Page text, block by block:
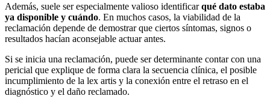
Además, suele ser especialmente valioso identificarqué dato estaba
ya disponible y cuándo. En muchos casos, la viabilidad de la
reclamación depende de demostrar que ciertos síntomas, signos o
resultados hacían aconsejable actuar antes.
Si se inicia una reclamación, puede ser determinante contar con una
pericial que explique de forma clara la secuencia clínica, el posible
incumplimiento de la lex artis y la conexión entre el retraso en el
diagnóstico y el daño reclamado.